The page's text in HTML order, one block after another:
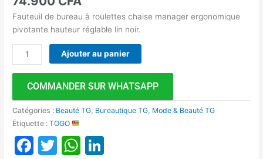
Fauteuil de bureau à roulettes chaise manager ergonomique
pivotante hauteur réglable lin noir.
Ajouter au panier
COMMANDER SUR WHATSAPP
Catégories : Beauté TG Bureautique TG Mode & Beauté TG
Étiquette :TOGO
Facebook
TwitterWhatsApp